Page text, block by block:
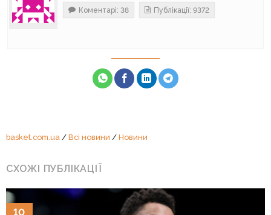
Коментарі: 38 Публікації: 9372
basket.com.ua/ Всі новини / Новини
СХОЖІ ПУБЛІКАЦІЇ
10